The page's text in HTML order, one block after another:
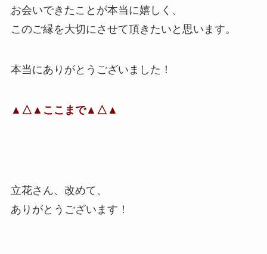
お会いできたことが本当に嬉しく、
このご縁を大切にさせて頂きたいと思います。
本当にありがとうございました！
▲△▲ここまで▲△▲
立花さん、改めて、
ありがとうございます！